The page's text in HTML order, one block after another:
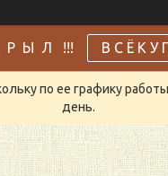
Ы Л !!! В С Ё К У
по ее графику
день.